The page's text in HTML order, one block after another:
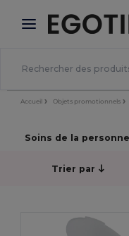
× Appli Egotier
Meilleurs prix sur
Accueil Objets promotionnels
Soins de la
Trier par